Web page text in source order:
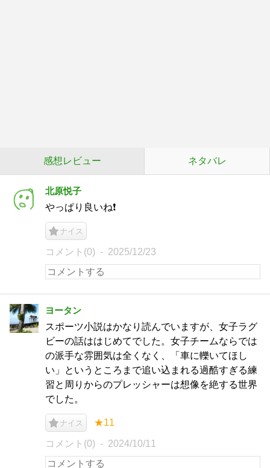
感想レビュー ネタバレ
北原悦子
やっぱり良いね❗️
ナイス
コメント(0) 2025/12/23
ヨータン
スポーツ小説はかなり読んでいますが、女子ラグ
ビーの話ははじめてでした。女子チームならでは
の派手な雰囲気は全くなく、「車に轢いてほし
い」というところまで追い込まれる過酷すぎる練
習と周りからのプレッシャーは想像を絶する世界
でした。
ナイス ★11
コメント(0) 2024/10/11